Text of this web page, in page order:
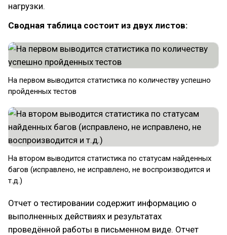
нагрузки.
Сводная таблица состоит из двух листов:
На первом выводится статистика по количеству успешно
пройденных тестов
На втором выводится статистика по статусам найденных
багов (исправлено, не исправлено, не воспроизводится и
т.д.)
Отчет о тестировании содержит информацию о
выполненных действиях и результатах
проведённой работы в письменном виде. Отчет